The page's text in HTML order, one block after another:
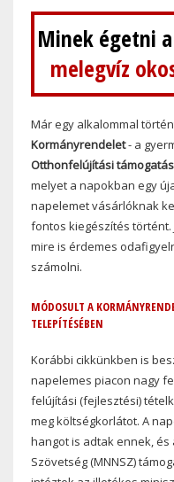
Minek égetni
melegvíz
Már egy alkalommal
Kormányrendelet- a
Otthonfelújítási
melyet a napokban egy
napelemet vásárlóknak
fontos kiegészítés
mire is érdemes
számolni.
MÓDOSULT A
TELEPÍTÉSÉBEN
Korábbi cikkünkben is
napelemes piacon nagy
felújítási (fejlesztési)
meg költségkorlátot. A
hangot is adtak ennek,
Szövetség (MNNSZ)